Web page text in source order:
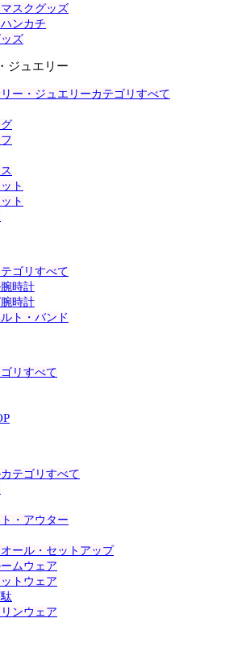
スクグッズ
ンカチ
ズ
ジュエリー
ー・ジュエリーカテゴリすべて
ト
ト
ゴリすべて
時計
時計
ト・バンド
リすべて
テゴリすべて
・アウター
ール・セットアップ
ムウェア
トウェア
ンウェア